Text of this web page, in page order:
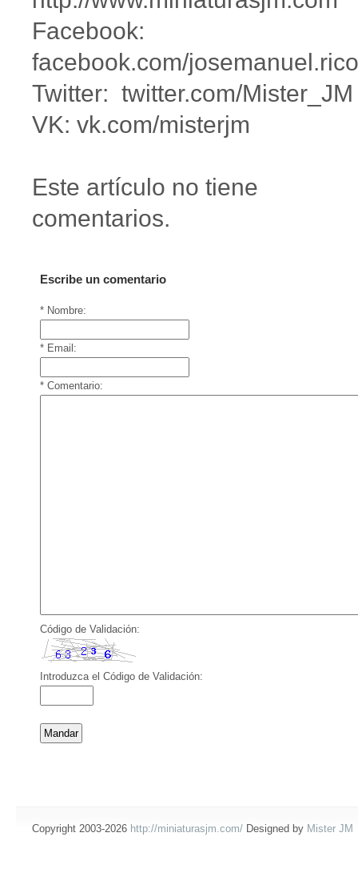
Facebook:
facebook.com/
Twitter: twitter.com/Mister_JM
VK: vk.com/misterjm
Este artículo no tiene
comentarios.
Escribe un comentario
* Nombre:
* Email:
* Comentario:
Código de Validación:
Introduzca el Código de Validación:
Copyright 2003-2026 http://miniaturasjm.com/ Designed by Mister JM